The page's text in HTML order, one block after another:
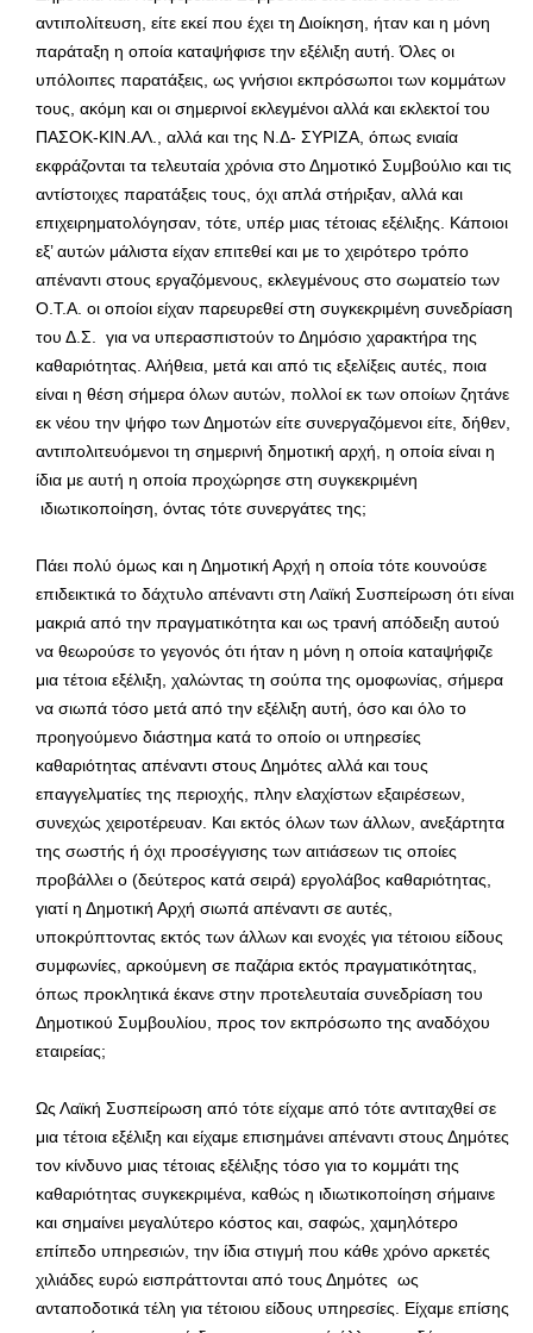
αντιπολίτευση, είτε εκεί που έχει τη Διοίκηση, ήταν και η μόνη
παράταξη η οποία καταψήφισε την εξέλιξη αυτή. Όλες οι
υπόλοιπες παρατάξεις, ως γνήσιοι εκπρόσωποι των κομμάτων
τους, ακόμη και οι σημερινοί εκλεγμένοι αλλά και εκλεκτοί του
ΠΑΣΟΚ-ΚΙΝ.ΑΛ., αλλά και της Ν.Δ- ΣΥΡΙΖΑ, όπως ενιαία
εκφράζονται τα τελευταία χρόνια στο Δημοτικό Συμβούλιο και τις
αντίστοιχες παρατάξεις τους, όχι απλά στήριξαν, αλλά και
επιχειρηματολόγησαν, τότε, υπέρ μιας τέτοιας εξέλιξης. Κάποιοι
εξ’ αυτών μάλιστα είχαν επιτεθεί και με το χειρότερο τρόπο
απέναντι στους εργαζόμενους, εκλεγμένους στο σωματείο των
Ο.Τ.Α. οι οποίοι είχαν παρευρεθεί στη συγκεκριμένη συνεδρίαση
του Δ.Σ. για να υπερασπιστούν το Δημόσιο χαρακτήρα της
καθαριότητας. Αλήθεια, μετά και από τις εξελίξεις αυτές, ποια
είναι η θέση σήμερα όλων αυτών, πολλοί εκ των οποίων ζητάνε
εκ νέου την ψήφο των Δημοτών είτε συνεργαζόμενοι είτε, δήθεν,
αντιπολιτευόμενοι τη σημερινή δημοτική αρχή, η οποία είναι η
ίδια με αυτή η οποία προχώρησε στη συγκεκριμένη
ιδιωτικοποίηση, όντας τότε συνεργάτες της;
Πάει πολύ όμως και η Δημοτική Αρχή η οποία τότε κουνούσε
επιδεικτικά το δάχτυλο απέναντι στη Λαϊκή Συσπείρωση ότι είναι
μακριά από την πραγματικότητα και ως τρανή απόδειξη αυτού
να θεωρούσε το γεγονός ότι ήταν η μόνη η οποία καταψήφιζε
μια τέτοια εξέλιξη, χαλώντας τη σούπα της ομοφωνίας, σήμερα
να σιωπά τόσο μετά από την εξέλιξη αυτή, όσο και όλο το
προηγούμενο διάστημα κατά το οποίο οι υπηρεσίες
καθαριότητας απέναντι στους Δημότες αλλά και τους
επαγγελματίες της περιοχής, πλην ελαχίστων εξαιρέσεων,
συνεχώς χειροτέρευαν. Και εκτός όλων των άλλων, ανεξάρτητα
της σωστής ή όχι προσέγγισης των αιτιάσεων τις οποίες
προβάλλει ο (δεύτερος κατά σειρά) εργολάβος καθαριότητας,
γιατί η Δημοτική Αρχή σιωπά απέναντι σε αυτές,
υποκρύπτοντας εκτός των άλλων και ενοχές για τέτοιου είδους
συμφωνίες, αρκούμενη σε παζάρια εκτός πραγματικότητας,
όπως προκλητικά έκανε στην προτελευταία συνεδρίαση του
Δημοτικού Συμβουλίου, προς τον εκπρόσωπο της αναδόχου
εταιρείας;
Ως Λαϊκή Συσπείρωση από τότε είχαμε από τότε αντιταχθεί σε
μια τέτοια εξέλιξη και είχαμε επισημάνει απέναντι στους Δημότες
τον κίνδυνο μιας τέτοιας εξέλιξης τόσο για το κομμάτι της
καθαριότητας συγκεκριμένα, καθώς η ιδιωτικοποίηση σήμαινε
και σημαίνει μεγαλύτερο κόστος και, σαφώς, χαμηλότερο
επίπεδο υπηρεσιών, την ίδια στιγμή που κάθε χρόνο αρκετές
χιλιάδες ευρώ εισπράττονται από τους Δημότες ως
ανταποδοτικά τέλη για τέτοιου είδους υπηρεσίες. Είχαμε επίσης